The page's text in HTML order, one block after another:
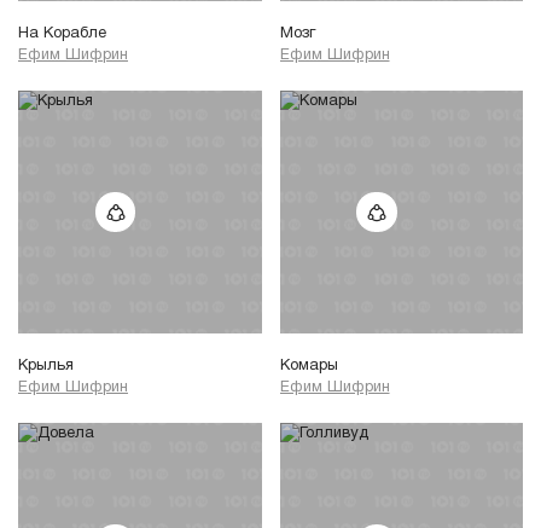
На Корабле
Ефим Шифрин
Мозг
Ефим Шифрин
Крылья
Ефим Шифрин
Комары
Ефим Шифрин